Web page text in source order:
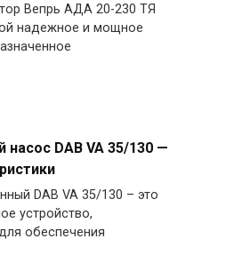
Вепрь АДА 20-230 ТЯ
надежное и мощное
насос DAB VA 35/130 —
DAB VA 35/130 – это
устройство,
обеспечения